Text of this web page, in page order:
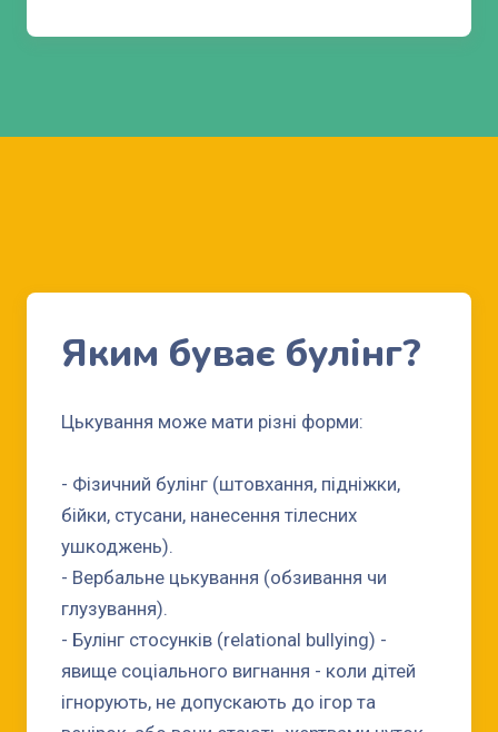
Яким буває булінг?
Цькування може мати різні форми:
- Фізичний булінг (штовхання, підніжки,
бійки, стусани, нанесення тілесних
ушкоджень).
- Вербальне цькування (обзивання чи
глузування).
- Булінг стосунків (relational bullying) -
явище соціального вигнання - коли дітей
ігнорують, не допускають до ігор та